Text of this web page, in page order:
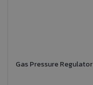
Gas Pressure Regulator